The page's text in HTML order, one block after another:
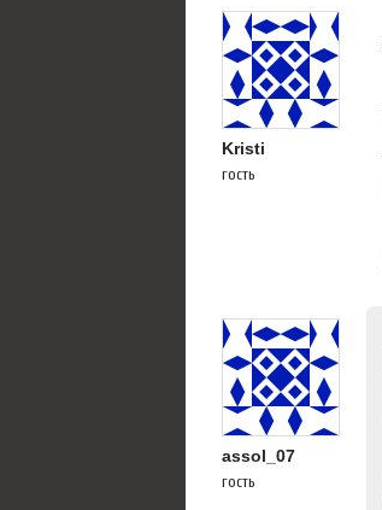
Kristi
гость
assol_07
гость